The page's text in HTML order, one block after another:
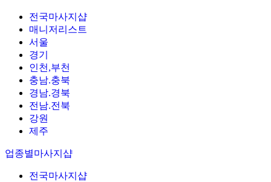
전국마사지샵
매니저리스트
서울
경기
인천,부천
충남.충북
경남.경북
전남.전북
강원
제주
업종별마사지샵
전국마사지샵